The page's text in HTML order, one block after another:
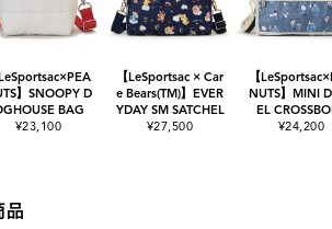
LeSportsac×PEA
】SNOOPY D
BAG
¥23,100
【LeSportsac × Car
e Bears(TM)】EVER
YDAY SM SATCHEL
¥27,500
【
NUTS】MINI
EL
¥24,200
品